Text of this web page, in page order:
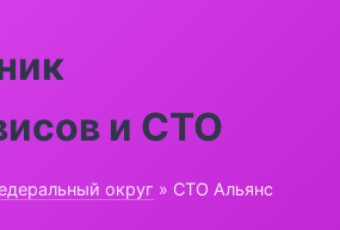
и СТО
округ » СТО Альянс